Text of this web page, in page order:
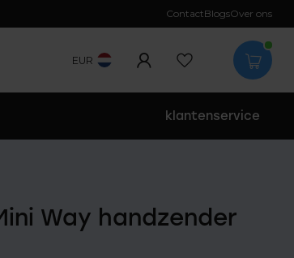
ContactBlogsOver ons
EUR
klantenservice
Way handzender